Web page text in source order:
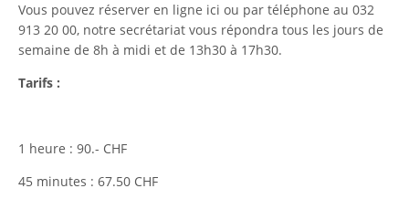
Vous pouvez réserver en ligne ici ou par téléphone au 032
913 20 00, notre secrétariat vous répondra tous les jours de
semaine de 8h à midi et de 13h30 à 17h30.
Tarifs :
1 heure : 90.- CHF
45 minutes : 67.50 CHF